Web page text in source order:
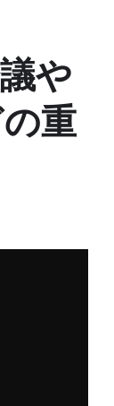
や
重